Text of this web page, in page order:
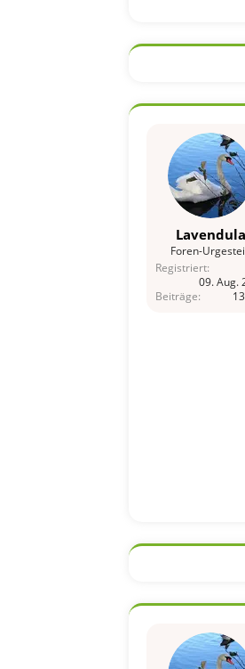
Lavendula
Foren-
Registriert
09. Aug.
Beiträge